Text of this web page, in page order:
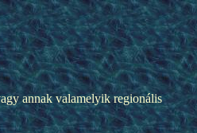
annak valamelyik regionális